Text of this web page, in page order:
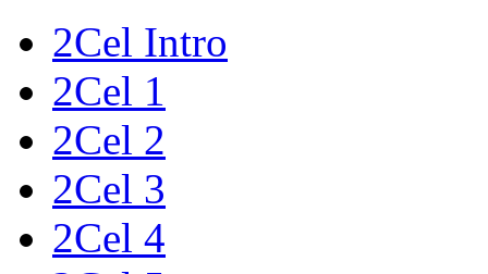
2Cel Intro
2Cel 1
2Cel 2
2Cel 3
2Cel 4